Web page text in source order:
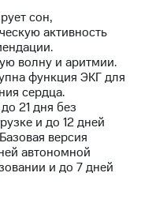
сон,
активность
волну и аритмии.
функция ЭКГ для
сердца.
21 дня без
и до 12 дней
версия
автономной
и до 7 дней